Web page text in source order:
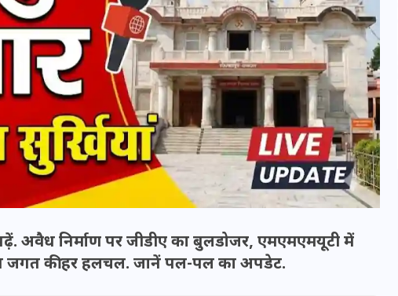
निर्माण पर जीडीए का बुलडोजर, एमएमएमयूटी में
जगत की हर हलचल. जानें पल-पल का अपडेट.
वोटर लिस्ट पुनरीक्षण कार्यक्रम में
हुआ बदलाव, देखें नई तारीखों की
पूरी लिस्ट
30 दिसम्बर 2025